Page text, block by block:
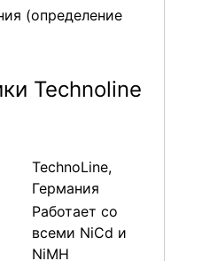
(определение
Technoline
TechnoLine,
Германия
Работает со
всеми NiCd и
NiMH